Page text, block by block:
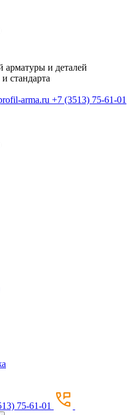
арматуры и деталей
стандарта
arma.ru +7 (3513) 75-61-01
75-61-01